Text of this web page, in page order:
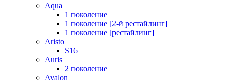
Aqua
1 поколение
1 поколение [2-й рестайлинг]
1 поколение [рестайлинг]
Aristo
S16
Auris
2 поколение
Avalon